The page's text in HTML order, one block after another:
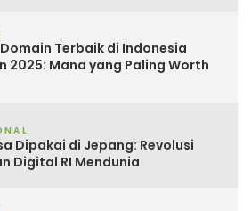
Terbaik di Indonesia
2025: Mana yang Paling Worth
Dipakai di Jepang: Revolusi
Digital RI Mendunia